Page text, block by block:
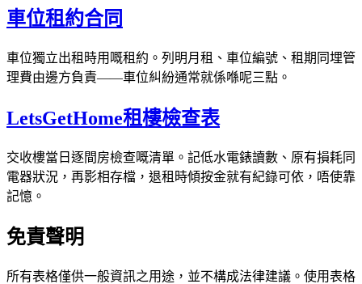
車位租約合同
車位獨立出租時用嘅租約。列明月租、車位編號、租期同埋管
理費由邊方負責——車位糾紛通常就係喺呢三點。
LetsGetHome租樓檢查表
交收樓當日逐間房檢查嘅清單。記低水電錶讀數、原有損耗同
電器狀況，再影相存檔，退租時傾按金就有紀錄可依，唔使靠
記憶。
免責聲明
所有表格僅供一般資訊之用途，並不構成法律建議。使用表格